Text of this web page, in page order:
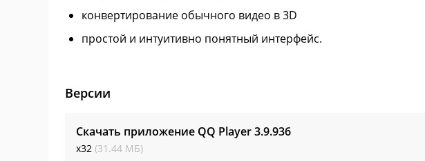
конвертирование обычного видео в 3D
простой и интуитивно понятный интерфейс.
Версии
Скачать приложение QQ Player3.9.936
x32 (31.44 МБ)